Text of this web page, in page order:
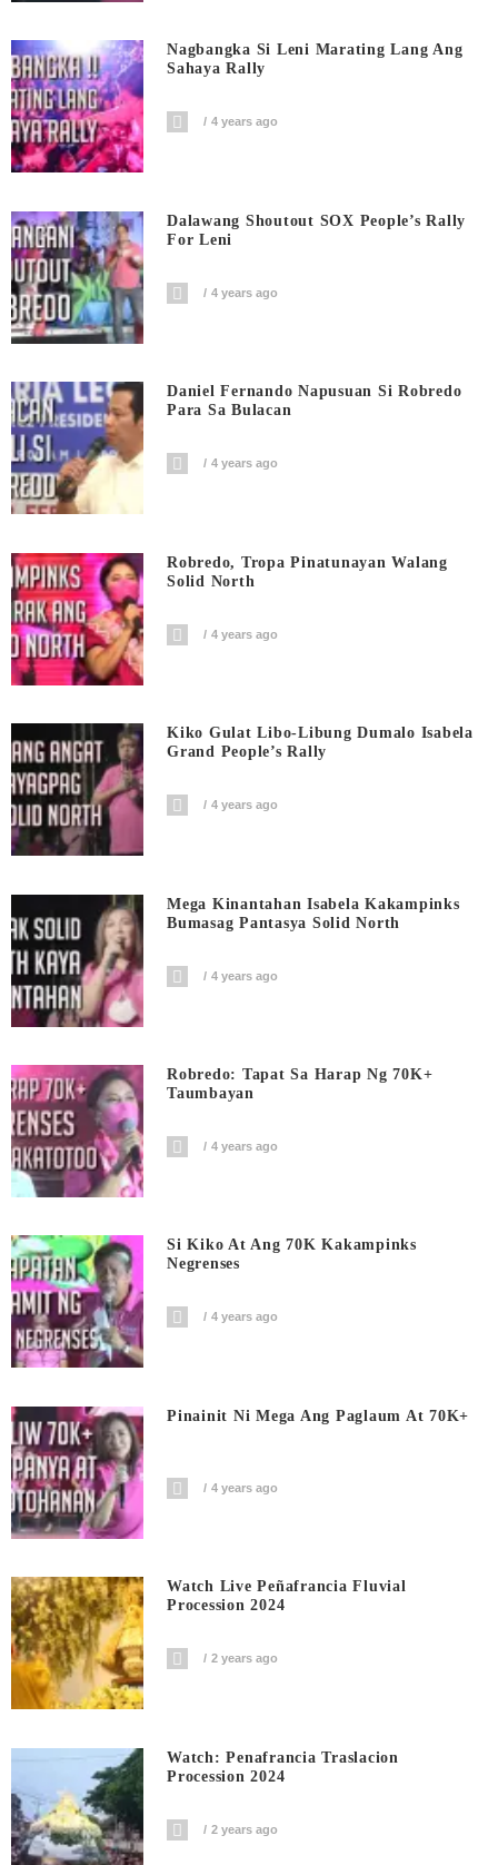
Nagbangka Si Leni Marating Lang Ang
Sahaya Rally
4 years ago
Dalawang Shoutout SOX People’s Rally
For Leni
4 years ago
Daniel Fernando Napusuan Si Robredo
Para Sa Bulacan
4 years ago
Robredo, Tropa Pinatunayan Walang
Solid North
4 years ago
Kiko Gulat Libo-Libung Dumalo Isabela
Grand People’s Rally
4 years ago
Mega Kinantahan Isabela Kakampinks
Bumasag Pantasya Solid North
4 years ago
Robredo: Tapat Sa Harap Ng 70K+
Taumbayan
4 years ago
Si Kiko At Ang 70K Kakampinks
Negrenses
4 years ago
Pinainit Ni Mega Ang Paglaum At 70K+
4 years ago
Watch Live Peñafrancia Fluvial
Procession 2024
2 years ago
Watch: Penafrancia Traslacion
Procession 2024
2 years ago